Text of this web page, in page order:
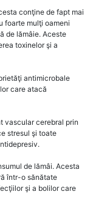
conţine de fapt mai
foarte mulţi oameni
de lămâie. Aceste
toxinelor şi a
antimicrobale
care atacă
vascular cerebral prin
stresul şi toate
de lămâi. Acesta
într-o sănătate
şi a bolilor care